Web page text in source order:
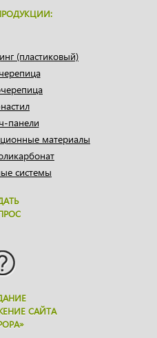
(пластиковый)
панели
материалы
системы
САЙТА